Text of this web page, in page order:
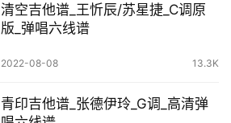
清空吉他谱_王忻辰/苏星捷_C调原
版_弹唱六线谱
2022-08-08 13.3K
青印吉他谱_张德伊玲_G调_高清弹